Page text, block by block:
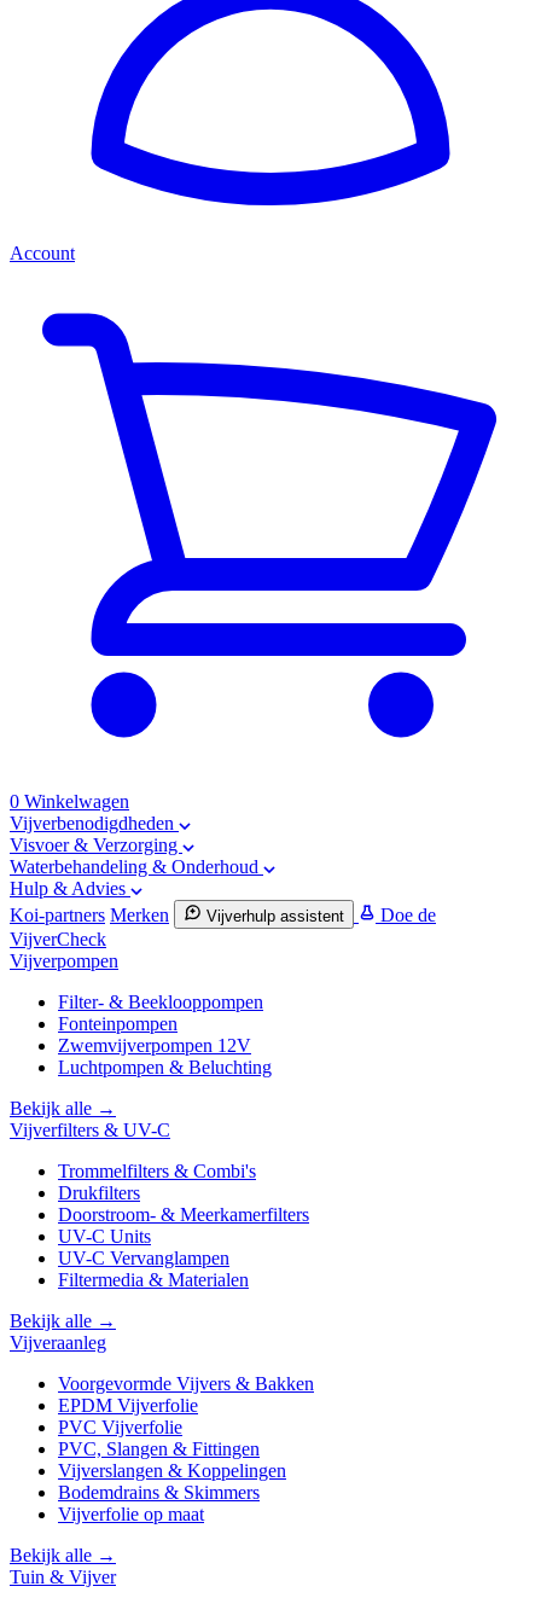
Account
0 Winkelwagen
Vijverbenodigdheden
Visvoer & Verzorging
Waterbehandeling & Onderhoud
Hulp & Advies
Koi-partners Merken Vijverhulp assistent
Doe de
VijverCheck
Vijverpompen
Filter- & Beeklooppompen
Fonteinpompen
Zwemvijverpompen 12V
Luchtpompen & Beluchting
Bekijk alle →
Vijverfilters & UV-C
Trommelfilters & Combi's
Drukfilters
Doorstroom- & Meerkamerfilters
UV-C Units
UV-C Vervanglampen
Filtermedia & Materialen
Bekijk alle →
Vijveraanleg
Voorgevormde Vijvers & Bakken
EPDM Vijverfolie
PVC Vijverfolie
PVC, Slangen & Fittingen
Vijverslangen & Koppelingen
Bodemdrains & Skimmers
Vijverfolie op maat
Bekijk alle →
Tuin & Vijver